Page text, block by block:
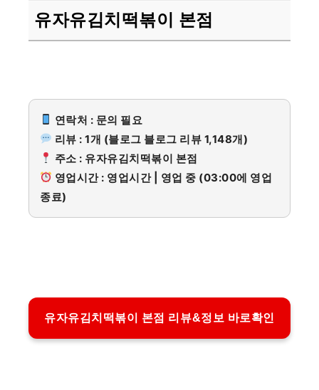
유자유김치떡볶이 본점
연락처 : 문의 필요
리뷰 : 1개 (블로그 블로그 리뷰 1,148개)
주소 : 유자유김치떡볶이 본점
영업시간 : 영업시간 | 영업 중 (03:00에 영업
종료)
유자유김치떡볶이 본점 리뷰&정보 바로확인